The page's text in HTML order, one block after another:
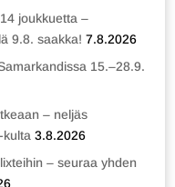
joukkuetta –
9.8. saakka! 7.8.2026
15.–28.9.
– neljäs
kulta 3.8.2026
– seuraa yhden